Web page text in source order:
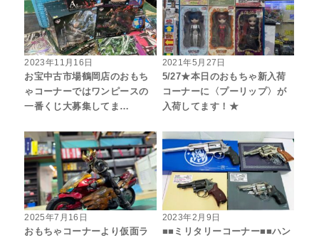
2023年11月16日
お宝中古市場鶴岡店のおもち
ゃコーナーではワンピースの
一番くじ大募集してま…
2021年5月27日
5/27★本日のおもちゃ新入荷
コーナーに〈プーリップ〉が
入荷してます！★
2025年7月16日
おもちゃコーナーより仮面ラ
2023年2月9日
■■ミリタリーコーナー■■ハン